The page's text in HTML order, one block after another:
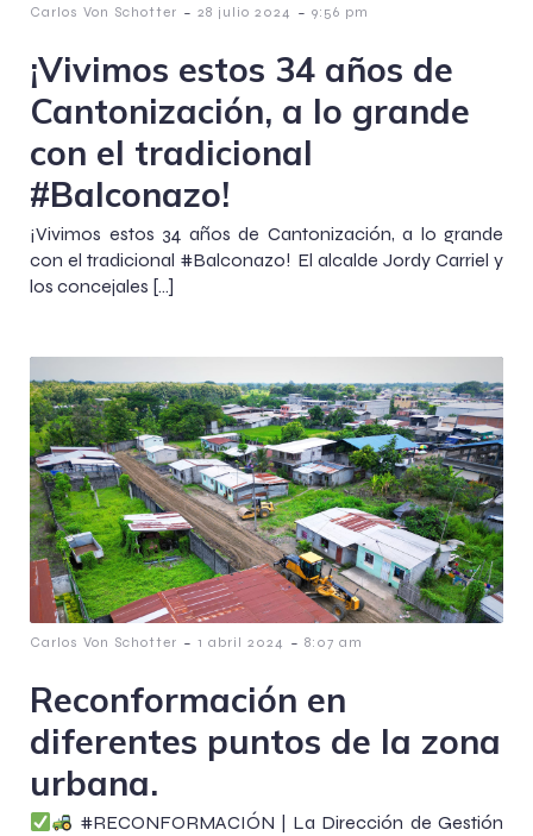
Carlos Von Schotter - 28 julio 2024 - 9:56 pm
¡Vivimos estos 34 años de
Cantonización, a lo grande
con el tradicional
#Balconazo!
¡Vivimos estos 34 años de Cantonización, a lo grande
con el tradicional #Balconazo! El alcalde Jordy Carriel y
los concejales […]
Carlos Von Schotter - 1 abril 2024 - 8:07 am
Reconformación en
diferentes puntos de la zona
urbana.
#RECONFORMACIÓN | La Dirección de Gestión